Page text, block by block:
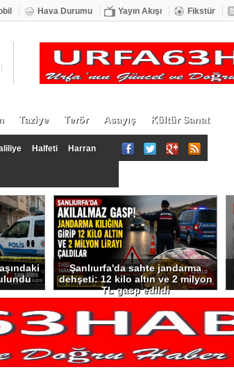
Hava Durumu Yayın Akışı Fikstür
ALTIN
1335
Taziye Terör Asayış Kültür Sanat
Halfeti Harran
Şanlıurfa'da sahte jandarma
dehşeti: 12 kilo altın ve 2 milyon
TL gasp edildi